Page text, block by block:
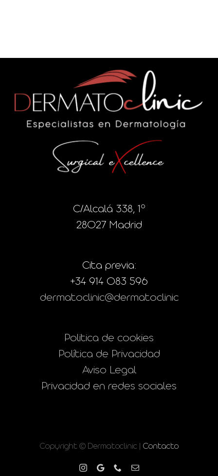
C/Alcalá 338, 1º
28027 Madrid
Cita previa:
+34 914 083 596
dermatoclinic@dermatoclinic
Politica de cookies
Política de Privacidad
Aviso Legal
Privacidad en redes sociales
Copyright © Dermatoclinic | Contacto
Instagram
Google PhoneCorreo